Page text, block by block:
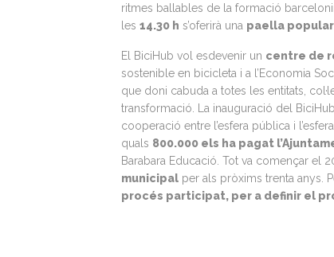
ritmes ballables de la formació
les 14.30 h s’oferirà una paella popular
El BiciHub vol esdevenir un centre de
sostenible en bicicleta i a l’Economia
que doni cabuda a totes les entitats,
transformació. La inauguració del
cooperació entre l’esfera pública i
quals 800.000 els ha pagat
Barabara Educació. Tot va començar el
municipal per als pròxims trenta anys.
procés participat, per a definir el